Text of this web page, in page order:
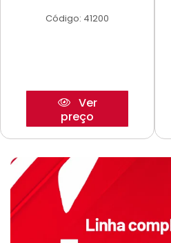
Código: 41200
Ver
preço